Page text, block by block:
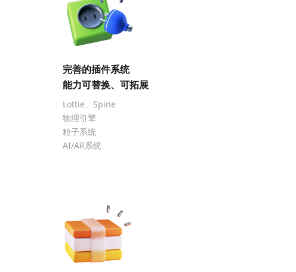
完善的插件系统
能力可替换、可拓展
Lottie、Spine
物理引擎
粒子系统
AI/AR系统